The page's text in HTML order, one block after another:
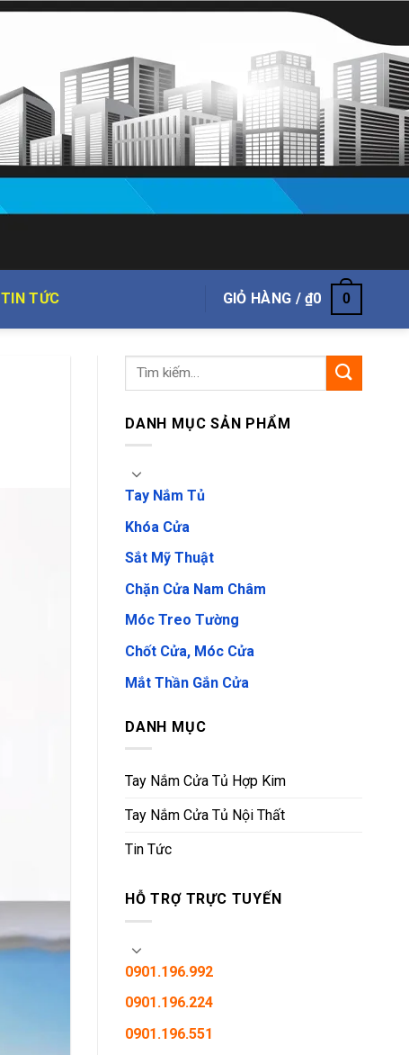
TIN TỨC GIỎ HÀNG /₫0 0
DANH MỤC SẢN PHẨM
Tay Nắm Tủ
Khóa Cửa
Sắt Mỹ Thuật
Chặn Cửa Nam Châm
Móc Treo Tường
Chốt Cửa, Móc Cửa
Mắt Thần Gắn Cửa
DANH MỤC
Tay Nắm Cửa Tủ Hợp Kim
Tay Nắm Cửa Tủ Nội Thất
Tin Tức
HỖ TRỢ TRỰC TUYẾN
0901.196.992
0901.196.224
0901.196.551